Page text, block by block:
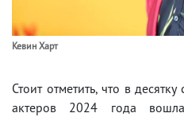
Кевин Харт
Стоит отметить, что в
актеров 2024 года